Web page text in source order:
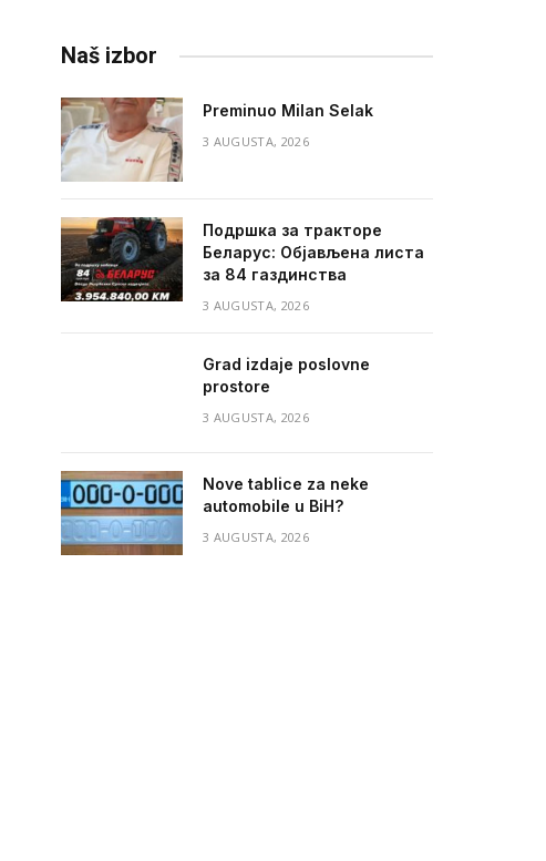
Naš izbor
Preminuo Milan Selak
3 AUGUSTA, 2026
Подршка за тракторе
Беларус: Објављена листа
за 84 газдинства
3 AUGUSTA, 2026
Grad izdaje poslovne
prostore
3 AUGUSTA, 2026
Nove tablice za neke
automobile u BiH?
3 AUGUSTA, 2026